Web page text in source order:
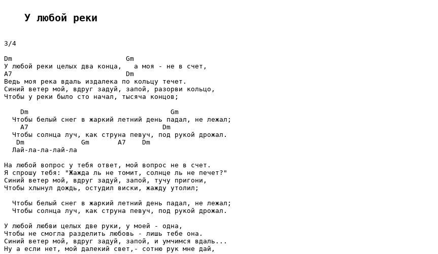
У любой реки
3/4
Dm                            Gm
У любой реки целых два конца,   а моя - не в счет,
А7                            Dm
Ведь моя река вдаль издалека по кольцу течет.
Синий ветер мой, вдруг задуй, запой, разорви кольцо,
Чтобы у реки было сто начал, тысяча концов;
    Dm                                   Gm
  Чтобы белый снег в жаркий летний день падал, не лежал;
    A7                                 Dm
  Чтобы солнца луч, как струна певуч, под рукой дрожал.
   Dm              Gm       A7    Dm
  Лай-ла-ла-лай-ла
На любой вопрос у тебя ответ, мой вопрос не в счет.
Я спрошу тебя: "Жажда ль не томит, солнце ль не печет?"
Синий ветер мой, вдруг задуй, запой, тучу пригони,
Чтобы хлынул дождь, остудил виски, жажду утолил;
  Чтобы белый снег в жаркий летний день падал, не лежал;
  Чтобы солнца луч, как струна певуч, под рукой дрожал.
У любой любви целых две руки, у моей - одна,
Чтобы не смогла разделить любовь - лишь тебе она.
Синий ветер мой, вдруг задуй, запой, и умчимся вдаль...
Ну а если нет, мой далекий свет,- сотню рук мне дай,